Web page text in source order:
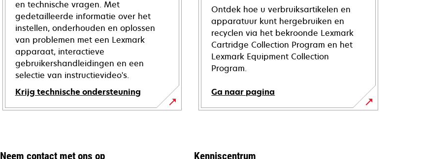
en technische vragen. Met
gedetailleerde informatie over het
instellen, onderhouden en oplossen
van problemen met een Lexmark
apparaat, interactieve
gebruikershandleidingen en een
selectie van instructievideo's.
Krijg technische ondersteuning
opens
Ontdek hoe u verbruiksartikelen en
apparatuur kunt hergebruiken en
recyclen via het bekroonde Lexmark
Cartridge Collection Program en het
Lexmark Equipment Collection
Program.
Ga naar pagina
Neem contact met ons op Kenniscentrum